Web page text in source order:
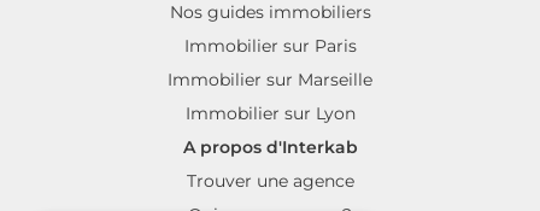
Nos guides immobiliers
Immobilier sur Paris
Immobilier sur Marseille
Immobilier sur Lyon
A propos d'Interkab
Trouver une agence